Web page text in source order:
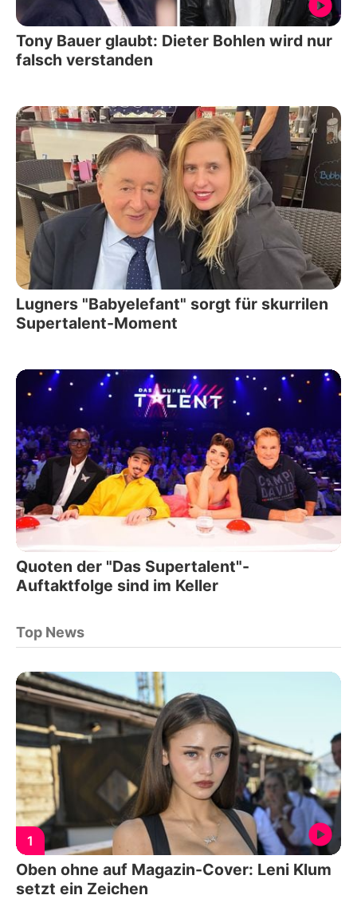
Tony Bauer glaubt: Dieter Bohlen wird nur
falsch verstanden
Lugners "Babyelefant" sorgt für skurrilen
Supertalent-Moment
Quoten der "Das Supertalent"-
Auftaktfolge sind im Keller
Top News
1
Oben ohne auf Magazin-Cover: Leni Klum
setzt ein Zeichen